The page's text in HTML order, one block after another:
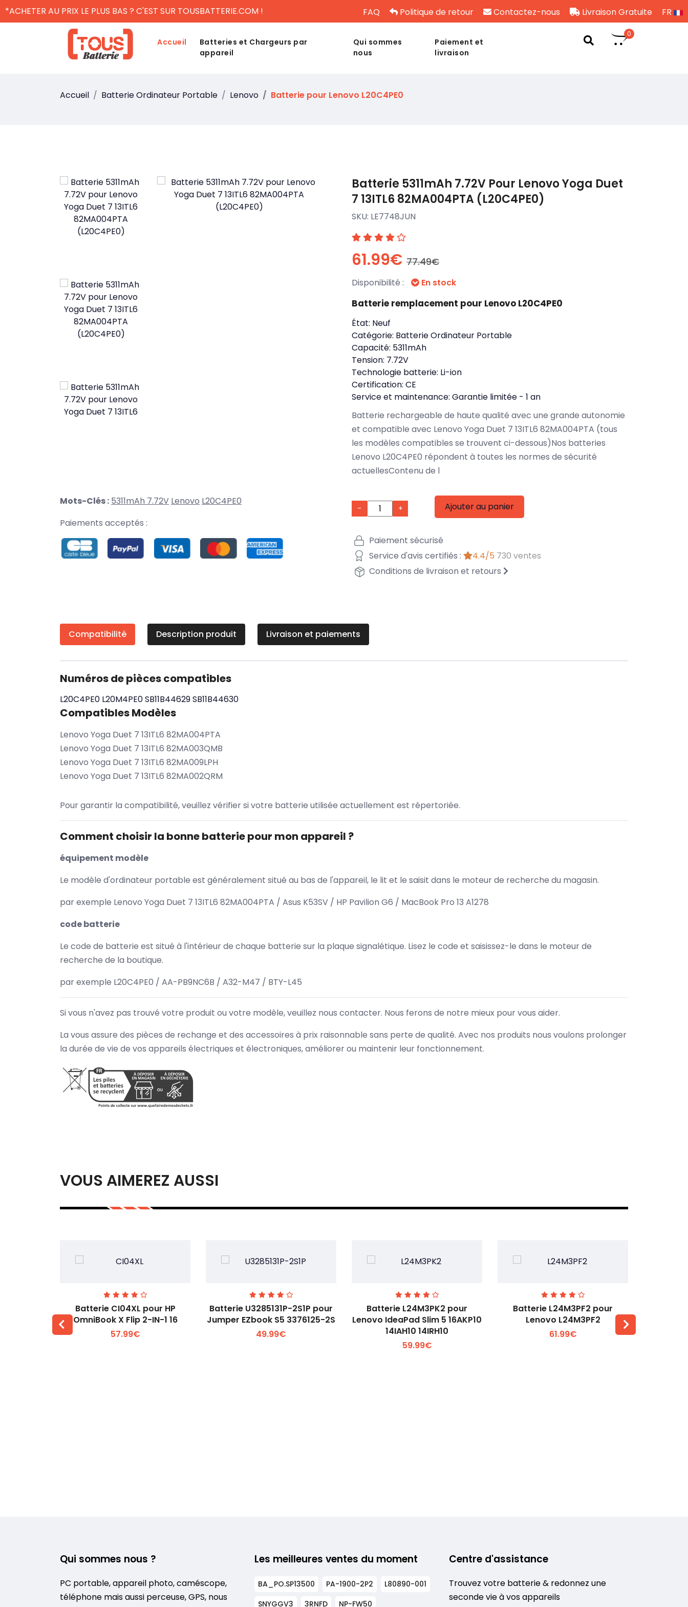
*ACHETER AU PRIX LE PLUS BAS ? C'EST SUR TOUSBATTERIE.COM ! FAQ Politique de retour Contactez-nous Livraison Gratuite FR
Accueil
Batteries et Chargeurs par
appareil
Qui sommes
nous
Paiement et
livraison
0
Accueil Batterie Ordinateur Portable Lenovo Batterie pour Lenovo L20C4PE0
Mots-Clés : 5311mAh 7.72V Lenovo L20C4PE0
Paiements acceptés :
Batterie 5311mAh 7.72V Pour Lenovo Yoga Duet
7 13ITL6 82MA004PTA (L20C4PE0)
SKU: LE7748JUN
61.99€ 77.49€
Disponibilité : En stock
Batterie remplacement pour Lenovo L20C4PE0
État: Neuf
Catégorie: Batterie Ordinateur Portable
Capacité: 5311mAh
Tension: 7.72V
Technologie batterie: Li-ion
Certification: CE
Service et maintenance: Garantie limitée - 1 an
Batterie rechargeable de haute qualité avec une grande autonomie
et compatible avec Lenovo Yoga Duet 7 13ITL6 82MA004PTA (tous
les modèles compatibles se trouvent ci-dessous)Nos batteries
Lenovo L20C4PE0 répondent à toutes les normes de sécurité
actuellesContenu de l
- + Ajouter au panier
Paiement sécurisé
Service d'avis certifiés :
4.4/5 730 ventes
Conditions de livraison et retours
Compatibilité Description produit Livraison et paiements
Numéros de pièces compatibles
L20C4PE0 L20M4PE0SB11B44629SB11B44630
Compatibles Modèles
Lenovo Yoga Duet 7 13ITL6 82MA004PTA
Lenovo Yoga Duet 7 13ITL6 82MA003QMB
Lenovo Yoga Duet 7 13ITL6 82MA009LPH
Lenovo Yoga Duet 7 13ITL6 82MA002QRM
Pour garantir la compatibilité, veuillez vérifier si votre batterie utilisée actuellement est répertoriée.
Comment choisir la bonne batterie pour mon appareil ?
équipement modèle
Le modèle d'ordinateur portable est généralement situé au bas de l'appareil, le lit et le saisit dans le moteur de recherche du magasin.
par exemple Lenovo Yoga Duet 7 13ITL6 82MA004PTA / Asus K53SV / HP Pavilion G6 / MacBook Pro 13 A1278
code batterie
Le code de batterie est situé à l'intérieur de chaque batterie sur la plaque signalétique. Lisez le code et saisissez-le dans le moteur de
recherche de la boutique.
par exemple L20C4PE0 / AA-PB9NC6B / A32-M47 / BTY-L45
Si vous n'avez pas trouvé votre produit ou votre modèle, veuillez nous contacter. Nous ferons de notre mieux pour vous aider.
La vous assure des pièces de rechange et des accessoires à prix raisonnable sans perte de qualité. Avec nos produits nous voulons prolonger
la durée de vie de vos appareils électriques et électroniques, améliorer ou maintenir leur fonctionnement.
VOUS AIMEREZ AUSSI
Voir plus +
Batterie CI04XL pour HP
OmniBook X Flip 2-IN-1 16
57.99€
Voir plus +
Batterie U3285131P-2S1P pour
Jumper EZbook S5 3376125-2S
49.99€
Voir plus +
Batterie L24M3PK2 pour
Lenovo IdeaPad Slim 5 16AKP10
14IAH10 14IRH10
59.99€
Voir plus +
Batterie L24M3PF2 pour
Lenovo L24M3PF2
61.99€
Qui sommes nous ?
PC portable, appareil photo, caméscope,
téléphone mais aussi perceuse, GPS, nous
Les meilleures ventes du moment
BA_PO.SP13500 PA-1900-2P2
L80890-001
SNYGGV3
3RNFD NP-FW50
Centre d'assistance
Trouvez votre batterie & redonnez une
seconde vie à vos appareils